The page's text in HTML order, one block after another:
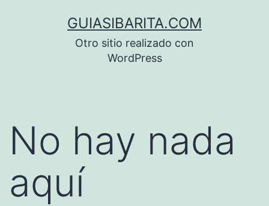
GUIASIBARITA.COM
Otro sitio realizado con
WordPress
No hay nada
aquí